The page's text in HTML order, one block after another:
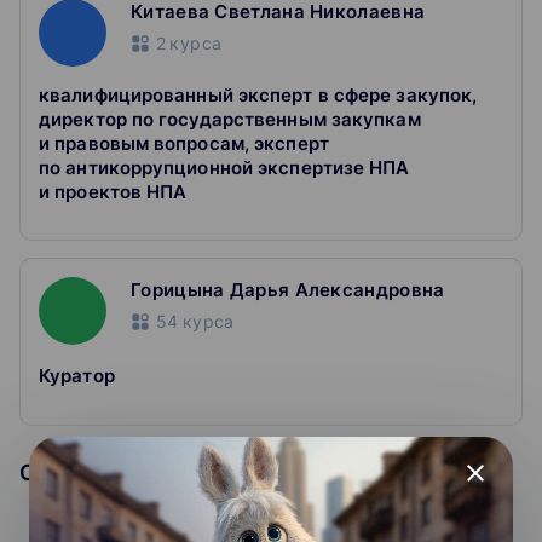
Китаева Светлана Николаевна
2 курса
квалифицированный эксперт в сфере закупок,
директор по государственным закупкам
и правовым вопросам, эксперт
по антикоррупционной экспертизе НПА
и проектов НПА
Горицына Дарья Александровна
54 курса
Куратор
Образовательная организация close